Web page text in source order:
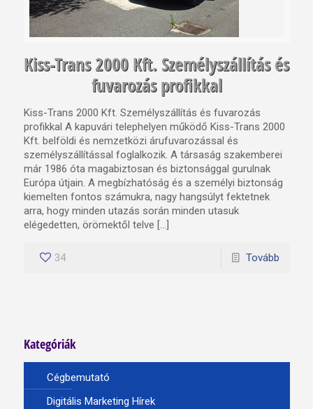
Kiss-Trans 2000 Kft. Személyszállítás és
fuvarozás profikkal
Kiss-Trans 2000 Kft. Személyszállítás és fuvarozás
profikkal A kapuvári telephelyen működő Kiss-Trans 2000
Kft. belföldi és nemzetközi árufuvarozással és
személyszállítással foglalkozik. A társaság szakemberei
már 1986 óta magabiztosan és biztonsággal gurulnak
Európa útjain. A megbízhatóság és a személyi biztonság
kiemelten fontos számukra, nagy hangsúlyt fektetnek
arra, hogy minden utazás során minden utasuk
elégedetten, örömektől telve […]
34 Tovább
Kategóriák
Cégbemutató
Digitális Marketing Hírek